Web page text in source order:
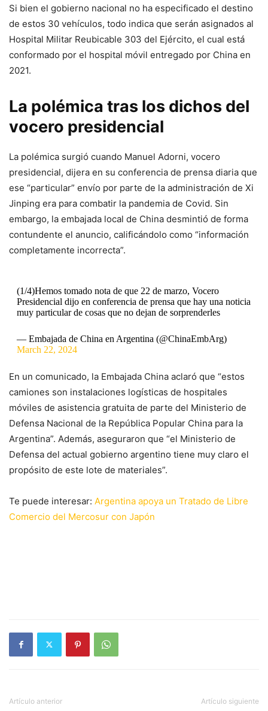
Si bien el gobierno nacional no ha especificado el destino
de estos 30 vehículos, todo indica que serán asignados al
Hospital Militar Reubicable 303 del Ejército, el cual está
conformado por el hospital móvil entregado por China en
2021.
La polémica tras los dichos del
vocero presidencial
La polémica surgió cuando Manuel Adorni, vocero
presidencial, dijera en su conferencia de prensa diaria que
ese “particular” envío por parte de la administración de Xi
Jinping era para combatir la pandemia de Covid. Sin
embargo, la embajada local de China desmintió de forma
contundente el anuncio, calificándolo como “información
completamente incorrecta”.
(1/4)Hemos tomado nota de que 22 de marzo, Vocero
Presidencial dijo en conferencia de prensa que hay una noticia
muy particular de cosas que no dejan de sorprenderles
— Embajada de China en Argentina (@ChinaEmbArg)
March 22, 2024
En un comunicado, la Embajada China aclaró que “estos
camiones son instalaciones logísticas de hospitales
móviles de asistencia gratuita de parte del Ministerio de
Defensa Nacional de la República Popular China para la
Argentina”. Además, aseguraron que “el Ministerio de
Defensa del actual gobierno argentino tiene muy claro el
propósito de este lote de materiales”.
Te puede interesar: Argentina apoya un Tratado de Libre
Comercio del Mercosur con Japón
Artículo anterior Artículo siguiente